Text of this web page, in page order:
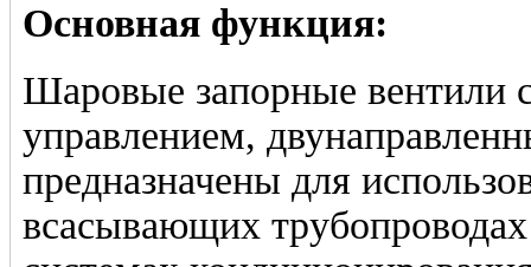
Основная функция:
Шаровые запорные
управлением,
предназначены для
всасывающих